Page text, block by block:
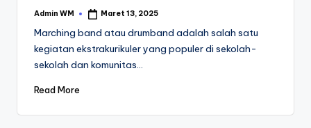
Posted
Admin WM Maret 13, 2025
Marching band atau drumband adalah salah satu
kegiatan ekstrakurikuler yang populer di sekolah-
sekolah dan komunitas…
Read More